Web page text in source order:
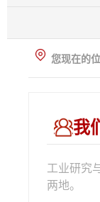
您现在的
我
工业研究
两地。